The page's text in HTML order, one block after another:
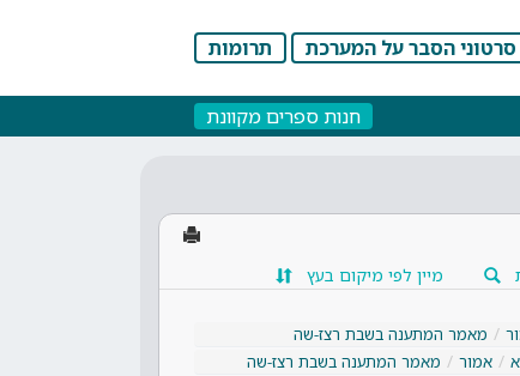
סרטוני הסבר על המערכת תרומות
חנות ספרים מקוונת
מיין לפי מיקום בעץ
מאמר המתענה בשבת רצז-שה
אמור מאמר המתענה בשבת רצז-שה